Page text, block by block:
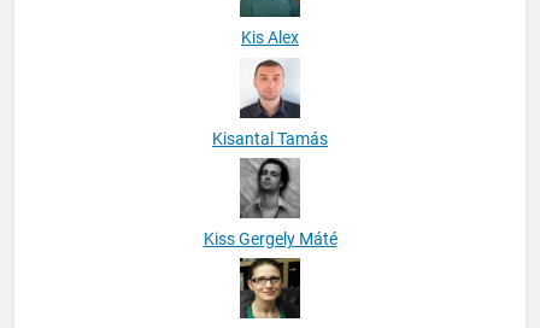
Kis Alex
Kisantal Tamás
Kiss Gergely Máté